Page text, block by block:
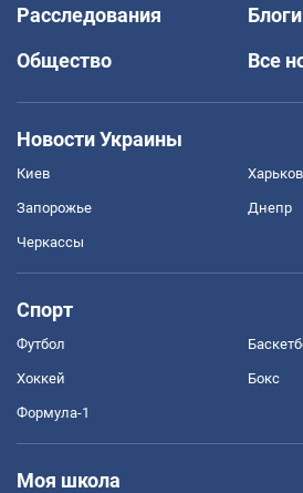
Расследования
Блоги
Общество
Все
Новости Украины
Киев Харьков
Запорожье Днепр
Черкассы
Спорт
Футбол
Хоккей Бокс
Формула-1
Моя школа